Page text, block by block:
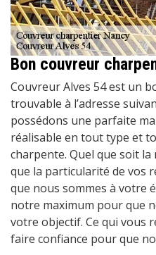
Bon couvreur
Couvreur Alves 54 est un
trouvable à l’adresse
possédons une parfaite
réalisable en tout type et
charpente. Quel que soit
que la particularité de vos
que nous sommes à votre
notre maximum pour que
votre objectif. Ce qui vous
faire confiance pour que